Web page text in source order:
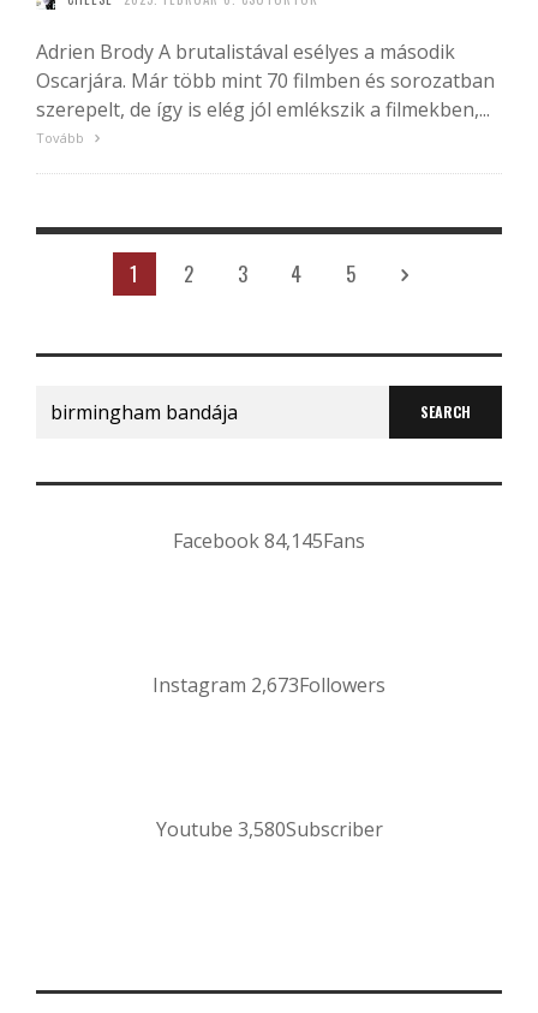
Adrien Brody A brutalistával esélyes a második
Oscarjára. Már több mint 70 filmben és sorozatban
szerepelt, de így is elég jól emlékszik a filmekben,...
Tovább
1 2 3 4 5
Search
for:
Facebook84,145Fans
Instagram 2,673Followers
Youtube 3,580Subscriber